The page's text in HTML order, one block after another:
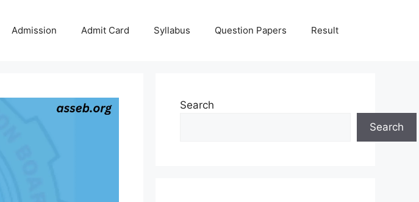
Admission Admit Card Syllabus Question Papers Result
Search
Search